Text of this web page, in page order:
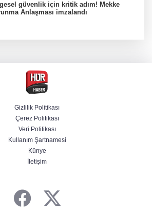
güvenlik için kritik adım! Mekke
Anlaşması imzalandı
imzaladı! Doğumla vatandaşlığa
genişletildi
teklifine Türk tarafından kabul,
ret
"değnekçilik" operasyonu: 10
Gizlilik Politikası
Çerez Politikası
Veri Politikası
Kullanım Şartnamesi
Künye
İletişim